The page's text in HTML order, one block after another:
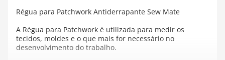
Régua para Patchwork Antiderrapante Sew Mate
A Régua para Patchwork é utilizada para medir os
tecidos, moldes e o que mais for necessário no
desenvolvimento do trabalho.